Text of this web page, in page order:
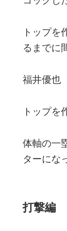
トップを
るまでに
福井優也
トップを
体軸の一
ターにな
打撃編